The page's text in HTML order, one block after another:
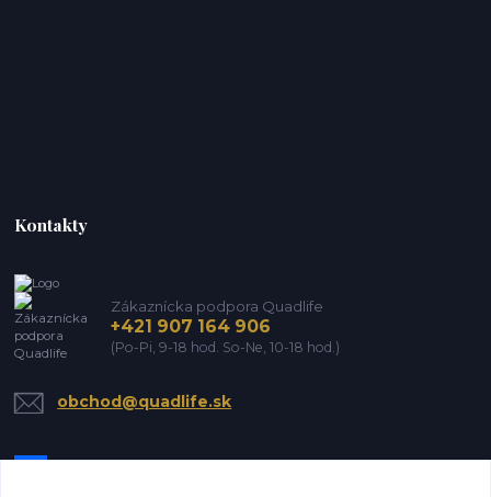
Kontakty
Zákaznícka podpora Quadlife
+421 907 164 906
(Po-Pi, 9-18 hod. So-Ne, 10-18 hod.)
obchod@quadlife.sk